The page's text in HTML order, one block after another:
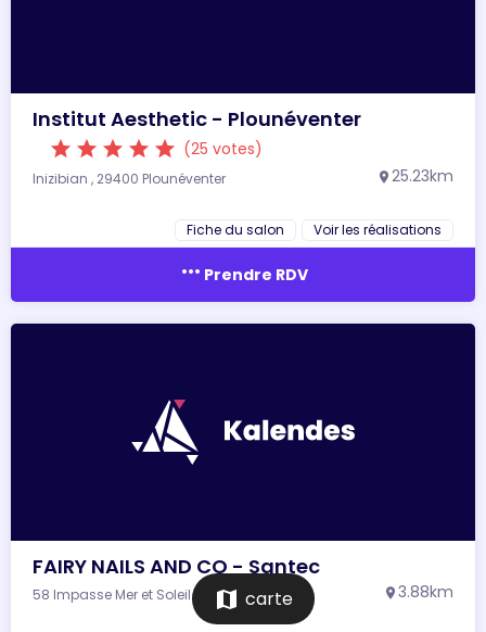
Institut Aesthetic - Plounéventer
star star star star star (25 votes)
Inizibian , 29400 Plounéventer location_on 25.23km
Fiche du salon Voir les réalisations
more_horiz Prendre RDV
FAIRY NAILS AND CO - Santec
58 Impasse Mer et Soleil , 29250 Santec location_on 3.88km
map carte